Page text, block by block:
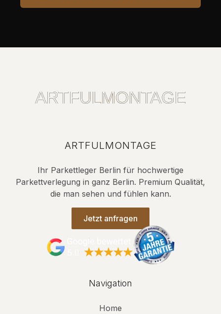
ARTFULMONTAGE
ARTFULMONTAGE
ARTFULMONTAGE
ARTFULMONTAGE
Ihr Parkettleger Berlin für hochwertige
Parkettverlegung in ganz Berlin. Premium Qualität,
die man sehen und fühlen kann.
Jetzt anfragen
Navigation
Home